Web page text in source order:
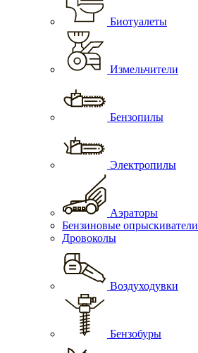
Биотуалеты
Измельчители
Бензопилы
Электропилы
Аэраторы
Бензиновые опрыскиватели
Дровоколы
Воздуходувки
Бензобуры